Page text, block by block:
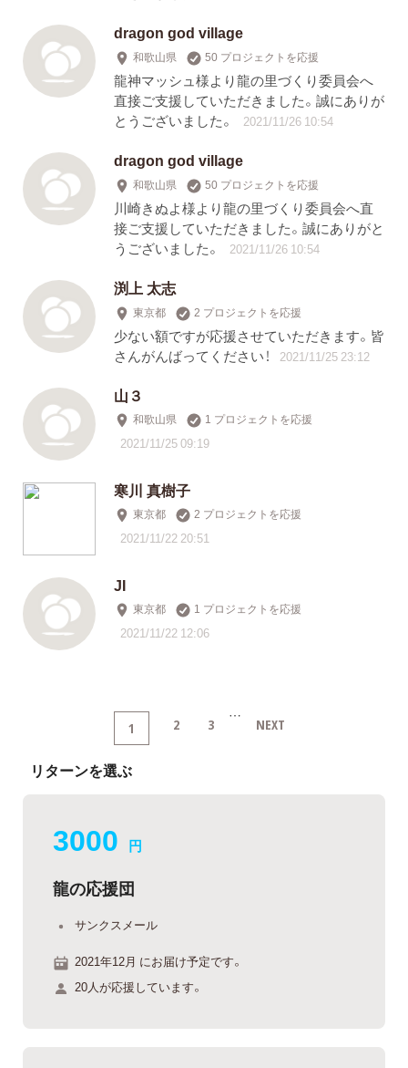
dragon god village
和歌山県 50 プロジェクトを応援
龍神マッシュ様より龍の里づくり委員会へ
直接ご支援していただきました。誠にありが
とうございました。
2021/11/26 10:54
dragon god village
和歌山県 50 プロジェクトを応援
川崎きぬよ様より龍の里づくり委員会へ直
接ご支援していただきました。誠にありがと
うございました。
2021/11/26 10:54
渕上 太志
東京都 2 プロジェクトを応援
少ない額ですが応援させていただきます。皆
さんがんばってください！
2021/11/25 23:12
山３
和歌山県 1 プロジェクトを応援
2021/11/25 09:19
寒川 真樹子
東京都 2 プロジェクトを応援
2021/11/22 20:51
JI
東京都 1 プロジェクトを応援
2021/11/22 12:06
1 2 3 … NEXT
リターンを選ぶ
3000 円
龍の応援団
サンクスメール
2021年12月 にお届け予定です。
20人が応援しています。